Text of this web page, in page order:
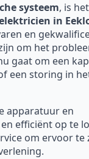
systeem, is het
in
en
om het
gaat om een
een storing in
apparatuur en
efficiënt op te
om ervoor te